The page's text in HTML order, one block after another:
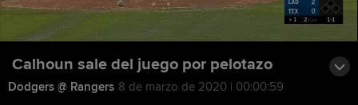
Calhoun sale del juego por pelotazo
Dodgers @ Rangers 8 de marzo de 2020 | 00:00:59